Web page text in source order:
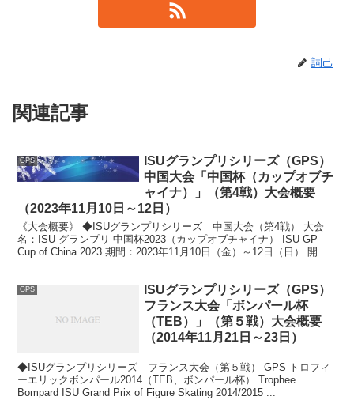
詞己
関連記事
GPS
ISUグランプリシリーズ（GPS）
中国大会「中国杯（カップオブチ
ャイナ）」（第4戦）大会概要
（2023年11月10日～12日）
《大会概要》 ◆ISUグランプリシリーズ 中国大会（第4戦） 大会
名：ISU グランプリ 中国杯2023（カップオブチャイナ） ISU GP
Cup of China 2023 期間：2023年11月10日（金）～12日（日） 開...
GPS
ISUグランプリシリーズ（GPS）
フランス大会「ボンパール杯
（TEB）」（第５戦）大会概要
（2014年11月21日～23日）
◆ISUグランプリシリーズ フランス大会（第５戦） GPS トロフィ
ーエリックボンパール2014（TEB、ボンパール杯） Trophee
Bompard ISU Grand Prix of Figure Skating 2014/2015 ...